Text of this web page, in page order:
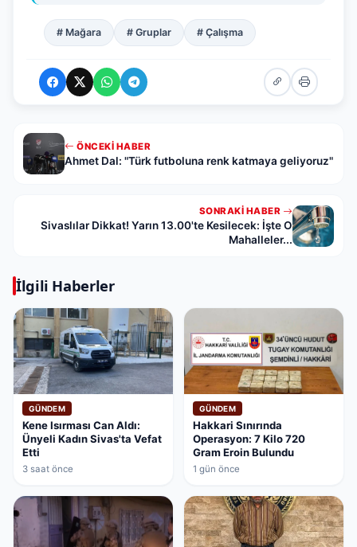
# Mağara # Gruplar # Çalışma
ÖNCEKI HABER
Ahmet Dal: "Türk futboluna renk katmaya geliyoruz"
SONRAKI HABER
Sivaslılar Dikkat! Yarın 13.00'te Kesilecek: İşte O
Mahalleler...
İlgili Haberler
GÜNDEM
Kene Isırması Can Aldı:
Ünyeli Kadın Sivas'ta Vefat
Etti
3 saat önce
GÜNDEM
Hakkari Sınırında
Operasyon: 7 Kilo 720
Gram Eroin Bulundu
1 gün önce